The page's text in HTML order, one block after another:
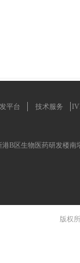
B区生物医药研发楼南
平台 技术服务
版权